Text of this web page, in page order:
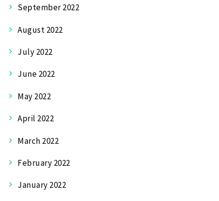
September 2022
August 2022
July 2022
June 2022
May 2022
April 2022
March 2022
February 2022
January 2022